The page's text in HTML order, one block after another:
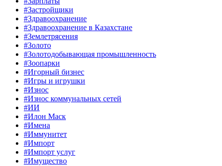
#Застройщики
#Здравоохранение
#Здравоохранение в Казахстане
#Землетрясения
#Золото
#Золотодобывающая промышленность
#Зоопарки
#Игорный бизнес
#Игры и игрушки
#Износ
#Износ коммунальных сетей
#ИИ
#Илон Маск
#Имена
#Иммунитет
#Импорт
#Импорт услуг
#Имущество